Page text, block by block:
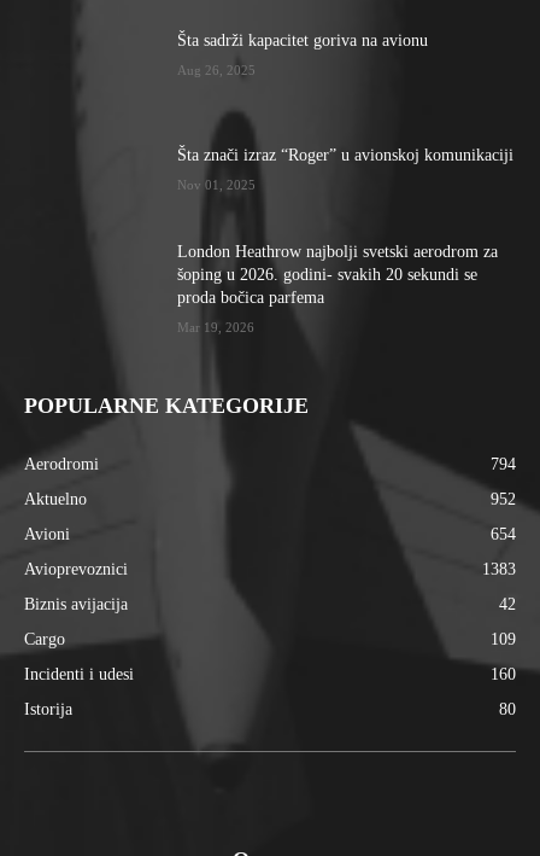
Šta sadrži kapacitet goriva na avionu
Aug 26, 2025
Šta znači izraz “Roger” u avionskoj komunikaciji
Nov 01, 2025
London Heathrow najbolji svetski aerodrom za
šoping u 2026. godini- svakih 20 sekundi se
proda bočica parfema
Mar 19, 2026
POPULARNE KATEGORIJE
Aerodromi
794
Aktuelno
952
Avioni
654
Avioprevoznici
1383
Biznis avijacija
42
Cargo
109
Incidenti i udesi
160
Istorija
80